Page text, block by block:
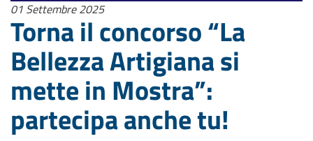
01 Settembre 2025
Torna il concorso “La
Bellezza Artigiana si
mette in Mostra”:
partecipa anche tu!